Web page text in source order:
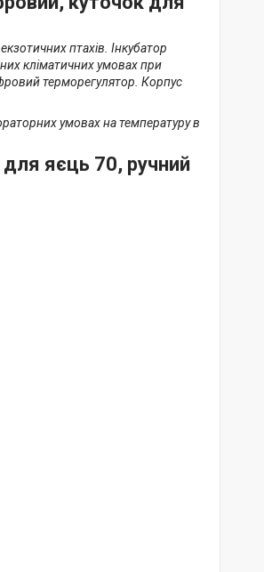
птахів. Інкубатор
кліматичних умовах при
терморегулятор. Корпус
умовах на температуру в
для яєць 70, ручний